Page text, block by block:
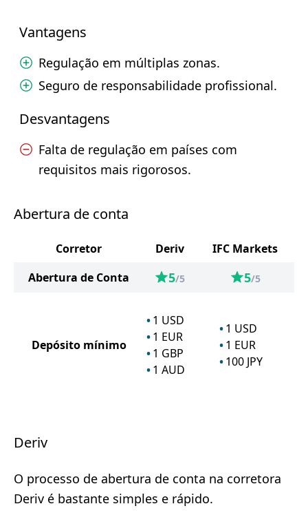
Vantagens
Regulação em múltiplas zonas.
Seguro de responsabilidade profissional.
Desvantagens
Falta de regulação em países com
requisitos mais rigorosos.
Abertura de conta
Corretor Deriv
IFC Markets
Abertura de Conta
5/5 5/5
Depósito mínimo
1 USD
1 EUR
1 GBP
1 AUD
1 USD
1 EUR
100 JPY
Deriv
O processo de abertura de conta na corretora
Deriv é bastante simples e rápido.